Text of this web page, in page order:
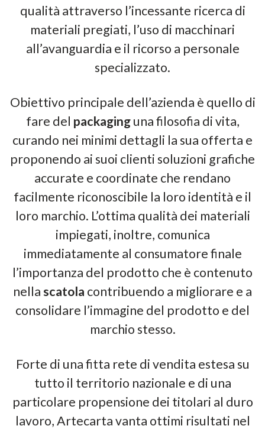
qualità attraverso l’incessante ricerca di
materiali pregiati, l’uso di macchinari
all’avanguardia e il ricorso a personale
specializzato.
Obiettivo principale dell’azienda è quello di
fare del packaginguna filosofia di vita,
curando nei minimi dettagli la sua offerta e
proponendo ai suoi clienti soluzioni grafiche
accurate e coordinate che rendano
facilmente riconoscibile la loro identità e il
loro marchio. L’ottima qualità dei materiali
impiegati, inoltre, comunica
immediatamente al consumatore finale
l’importanza del prodotto che è contenuto
nellascatola contribuendo a migliorare e a
consolidare l’immagine del prodotto e del
marchio stesso.
Forte di una fitta rete di vendita estesa su
tutto il territorio nazionale e di una
particolare propensione dei titolari al duro
lavoro, Artecarta vanta ottimi risultati nel